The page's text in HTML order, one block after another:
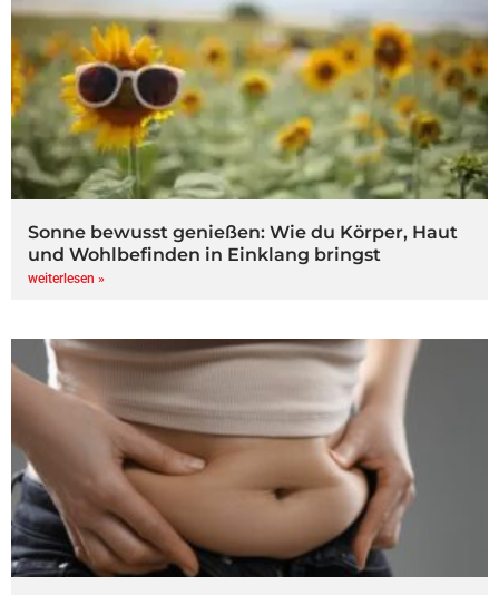
Sonne bewusst genießen: Wie du Körper, Haut
und Wohlbefinden in Einklang bringst
weiterlesen »